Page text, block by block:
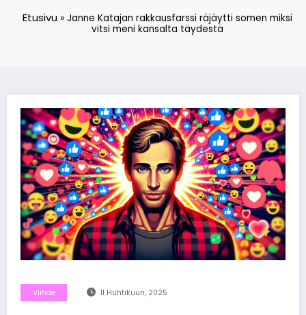
Etusivu »Janne Katajan rakkausfarssi räjäytti somen miksi
vitsi meni kansalta täydestä
Viihde 11 Huhtikuun, 2025